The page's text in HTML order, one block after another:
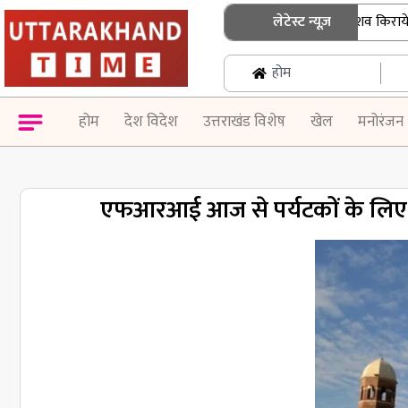
लेटेस्ट न्यूज़
श्रीनगर गढ़वाल में बिहार के छात्र का शव किराये
होम
होम देश विदेश उत्तराखंड विशेष खेल मनोरंजन
एफआरआई आज से पर्यटकों के लिए